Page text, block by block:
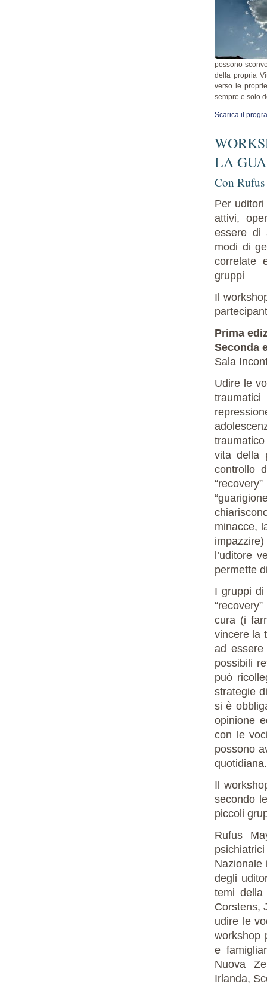
possono
della propria
verso le
sempre e solo
Scarica il
LA
Con
Per
attivi,
essere di
modi di
correlate
gruppi
Il
Prima
Seconda
Sala
Udire le
vita della
controllo
minacce,
l’uditore
permette
I gruppi
cura (i
vincere la
ad
possibili
può
strategie
si è
opinione
con le
possono
quotidiana.
Il
secondo
piccoli
Rufus
Nazionale
degli
temi della
Corstens,
udire le
workshop
e
Nuova
Irlanda,